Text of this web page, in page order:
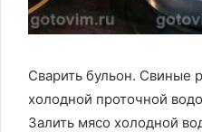
Сварить бульон.
холодной проточной
Залить мясо холодной